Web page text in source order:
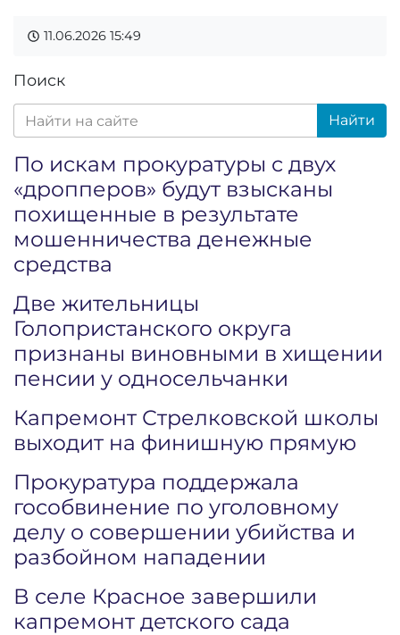
11.06.2026 15:49
Поиск
Найти
По искам прокуратуры с двух
«дропперов» будут взысканы
похищенные в результате
мошенничества денежные
средства
Две жительницы
Голопристанского округа
признаны виновными в хищении
пенсии у односельчанки
Капремонт Стрелковской школы
выходит на финишную прямую
Прокуратура поддержала
гособвинение по уголовному
делу о совершении убийства и
разбойном нападении
В селе Красное завершили
капремонт детского сада